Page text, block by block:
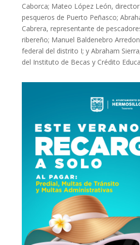
Caborca; Mateo López León,
pesqueros de Puerto Peñasco;
Cabrera, representante de
ribereño; Manuel Baldenebro
federal del distrito I; y Abraham
del Instituto de Becas y Crédito